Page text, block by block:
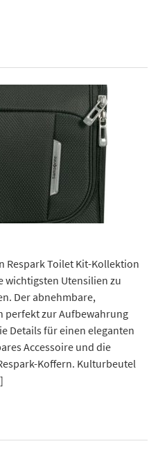
Respark Toilet Kit-Kollektion
wichtigsten Utensilien zu
Der abnehmbare,
perfekt zur Aufbewahrung
Details für einen eleganten
Accessoire und die
Koffern. Kulturbeutel